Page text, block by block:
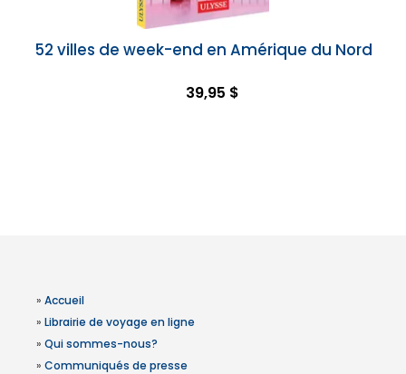
52 villes de week-end en Amérique du Nord
39,95 $
» Accueil
» Librairie de voyage en ligne
» Qui sommes-nous?
» Communiqués de presse